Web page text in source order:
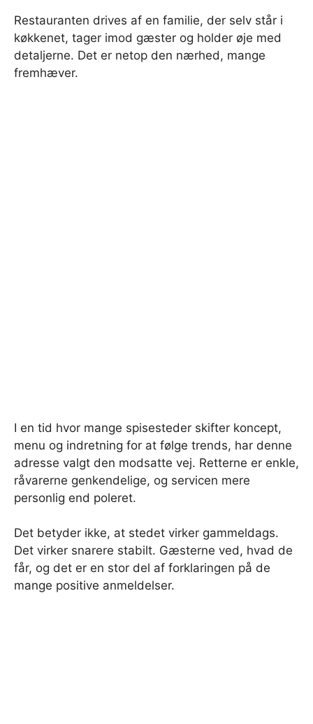
Restauranten drives af en familie, der selv står i
køkkenet, tager imod gæster og holder øje med
detaljerne. Det er netop den nærhed, mange
fremhæver.
I en tid hvor mange spisesteder skifter koncept,
menu og indretning for at følge trends, har denne
adresse valgt den modsatte vej. Retterne er enkle,
råvarerne genkendelige, og servicen mere
personlig end poleret.
Det betyder ikke, at stedet virker gammeldags.
Det virker snarere stabilt. Gæsterne ved, hvad de
får, og det er en stor del af forklaringen på de
mange positive anmeldelser.